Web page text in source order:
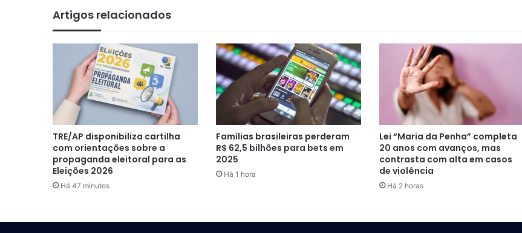
Artigos relacionados
TRE/AP disponibiliza cartilha
com orientações sobre a
propaganda eleitoral para as
Eleições 2026
Há 47 minutos
Famílias brasileiras perderam
R$ 62,5 bilhões para bets em
2025
Há 1 hora
Lei “Maria da Penha” completa
20 anos com avanços, mas
contrasta com alta em casos
de violência
Há 2 horas